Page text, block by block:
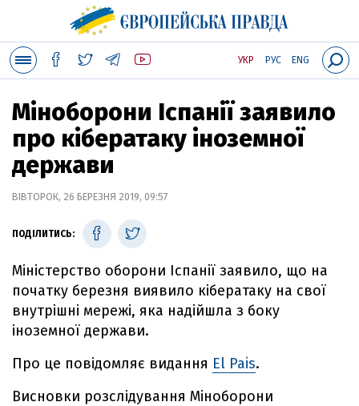
УКР РУС ENG
Міноборони Іспанії заявило
про кібератаку іноземної
держави
ВІВТОРОК, 26 БЕРЕЗНЯ 2019, 09:57
ПОДІЛИТИСЬ:
Міністерство оборони Іспанії заявило, що на
початку березня виявило кібератаку на свої
внутрішні мережі, яка надійшла з боку
іноземної держави.
Про це повідомляє видання El Pais.
Висновки розслідування Міноборони